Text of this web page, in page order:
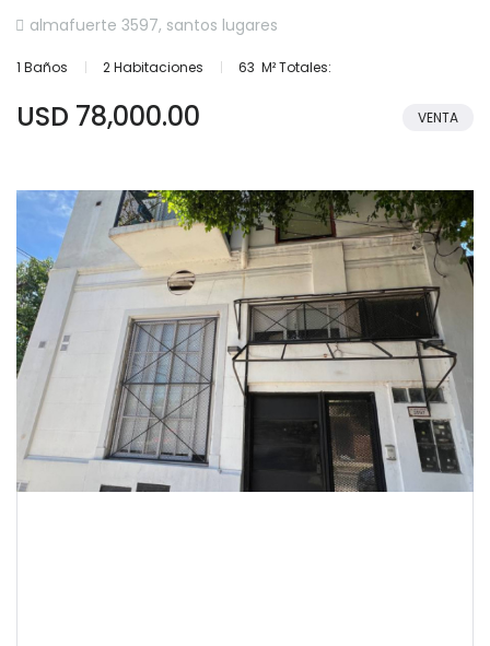
almafuerte 3597, santos lugares
1 Baños 2 Habitaciones 63 M² Totales:
USD 78,000.00 VENTA